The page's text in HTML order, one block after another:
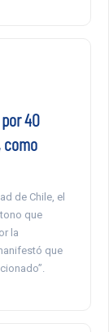
40
como
de Chile, el
que
la
que